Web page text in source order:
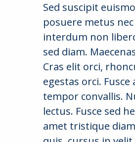
Sed suscipit
posuere metus
interdum non
sed diam.
Cras elit orci,
egestas orci.
tempor convallis.
lectus. Fusce sed
amet tristique